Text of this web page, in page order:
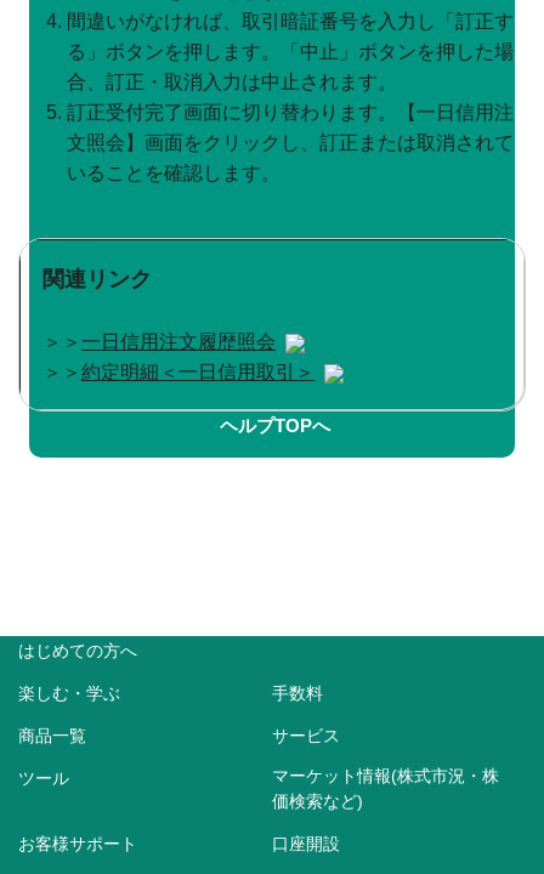
間違いがなければ、取引暗証番号を入力し「訂正す
る」ボタンを押します。「中止」ボタンを押した場
合、訂正・取消入力は中止されます。
訂正受付完了画面に切り替わります。【一日信用注
文照会】画面をクリックし、訂正または取消されて
いることを確認します。
関連リンク
＞＞ 一日信用注文履歴照会
＞＞ 約定明細＜一日信用取引＞
ヘルプTOPへ
はじめての方へ
楽しむ・学ぶ 手数料
商品一覧 サービス
ツール
マーケット情報(株式市況・株
価検索など)
お客様サポート 口座開設